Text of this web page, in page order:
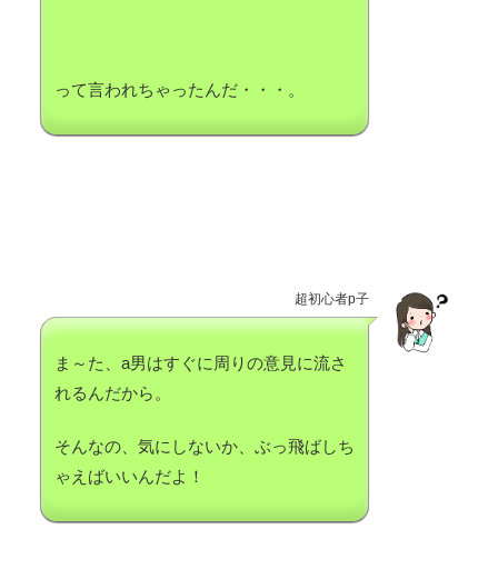
って言われちゃったんだ・・・。
超初心者p子
ま～た、a男はすぐに周りの意見に流さ
れるんだから。
そんなの、気にしないか、ぶっ飛ばしち
ゃえばいいんだよ！